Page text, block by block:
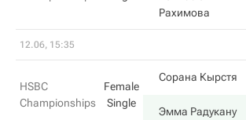
Рахимова
12.06, 15:35
HSBC
Championships
Female
Single
Сорана Кырстя
Эмма Радукану